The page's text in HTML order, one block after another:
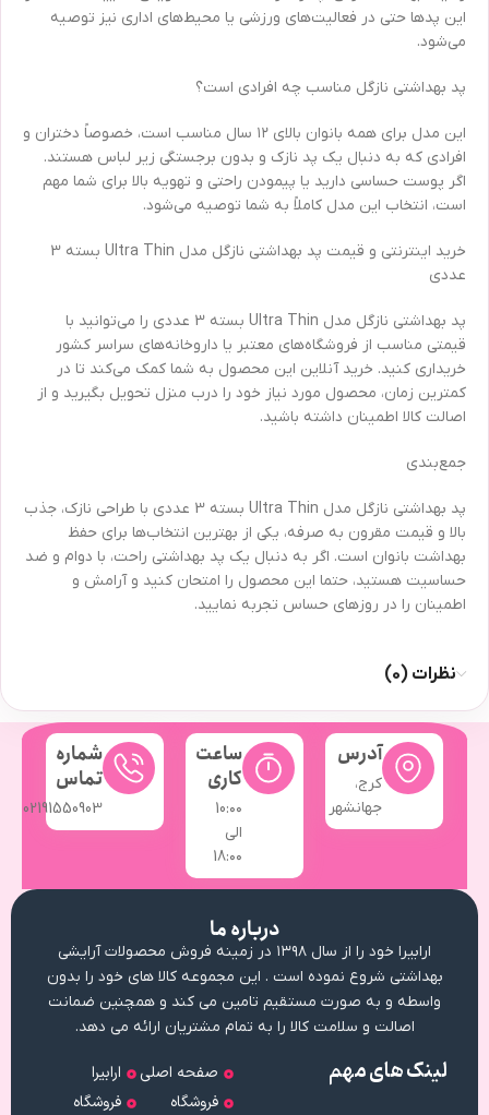
این پدها حتی در فعالیت‌های ورزشی یا محیط‌های اداری نیز توصیه
می‌شود.
پد بهداشتی نازگل مناسب چه افرادی است؟
این مدل برای همه بانوان بالای ۱۲ سال مناسب است، خصوصاً دختران و
افرادی که به دنبال یک پد نازک و بدون برجستگی زیر لباس هستند.
اگر پوست حساسی دارید یا پیمودن راحتی و تهویه بالا برای شما مهم
است، انتخاب این مدل کاملاً به شما توصیه می‌شود.
خرید اینترنتی و قیمت پد بهداشتی نازگل مدل Ultra Thin بسته 3
عددی
پد بهداشتی نازگل مدل Ultra Thin بسته 3 عددی را می‌توانید با
قیمتی مناسب از فروشگاه‌های معتبر یا داروخانه‌های سراسر کشور
خریداری کنید. خرید آنلاین این محصول به شما کمک می‌کند تا در
کمترین زمان، محصول مورد نیاز خود را درب منزل تحویل بگیرید و از
اصالت کالا اطمینان داشته باشید.
جمع‌بندی
پد بهداشتی نازگل مدل Ultra Thin بسته 3 عددی با طراحی نازک، جذب
بالا و قیمت مقرون به صرفه، یکی از بهترین انتخاب‌ها برای حفظ
بهداشت بانوان است. اگر به دنبال یک پد بهداشتی راحت، با دوام و ضد
حساسیت هستید، حتما این محصول را امتحان کنید و آرامش و
اطمینان را در روزهای حساس تجربه نمایید.
نظرات (0)
آدرس
کرج،
جهانشهر
ساعت
کاری
10:۰۰
الی
18:۰۰
شماره
تماس
02191550903
لینک های مهم
صفحه اصلی
فروشگاه
ارابیرا
فروشگاه
درباره ما
ارابیرا خود را از سال ۱۳۹۸ در زمینه فروش محصولات آرایشی
بهداشتی شروع نموده است . این مجموعه کالا های خود را بدون
واسطه و به صورت مستقیم تامین می کند و همچنین ضمانت
اصالت و سلامت کالا را به تمام مشتریان ارائه می دهد.